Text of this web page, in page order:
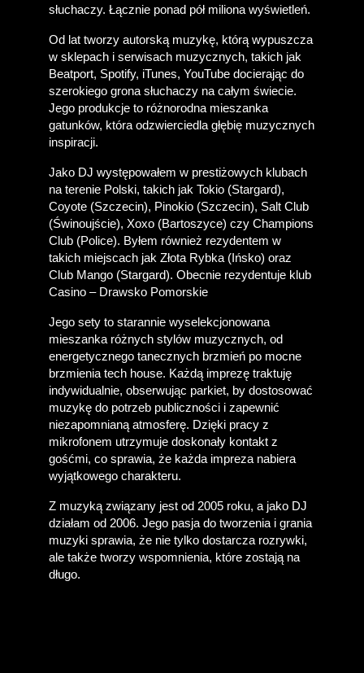
słuchaczy. Łącznie ponad pół miliona wyświetleń.
Od lat tworzy autorską muzykę, którą wypuszcza
w sklepach i serwisach muzycznych, takich jak
Beatport, Spotify, iTunes, YouTube docierając do
szerokiego grona słuchaczy na całym świecie.
Jego produkcje to różnorodna mieszanka
gatunków, która odzwierciedla głębię muzycznych
inspiracji.
Jako DJ występowałem w prestiżowych klubach
na terenie Polski, takich jak Tokio (Stargard),
Coyote (Szczecin), Pinokio (Szczecin), Salt Club
(Świnoujście), Xoxo (Bartoszyce) czy Champions
Club (Police). Byłem również rezydentem w
takich miejscach jak Złota Rybka (Ińsko) oraz
Club Mango (Stargard). Obecnie rezydentuje klub
Casino – Drawsko Pomorskie
Jego sety to starannie wyselekcjonowana
mieszanka różnych stylów muzycznych, od
energetycznego tanecznych brzmień po mocne
brzmienia tech house. Każdą imprezę traktuję
indywidualnie, obserwując parkiet, by dostosować
muzykę do potrzeb publiczności i zapewnić
niezapomnianą atmosferę. Dzięki pracy z
mikrofonem utrzymuje doskonały kontakt z
gośćmi, co sprawia, że każda impreza nabiera
wyjątkowego charakteru.
Z muzyką związany jest od 2005 roku, a jako DJ
działam od 2006. Jego pasja do tworzenia i grania
muzyki sprawia, że nie tylko dostarcza rozrywki,
ale także tworzy wspomnienia, które zostają na
długo.